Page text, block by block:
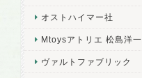
オストハイマー社
Mtoysアトリエ 松島洋一
ヴァルトファブリック